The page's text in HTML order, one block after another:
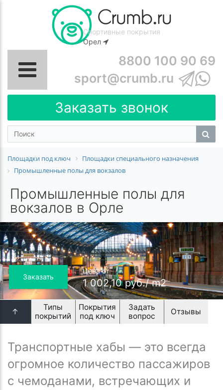
Спортивные покрытия
Орел
8800 100 90 69
sport@crumb.ru
Заказать звонок
Площадки под ключ
Площадки специального назначения
Промышленные полы для вокзалов
Промышленные полы для
вокзалов в Орле
Заказать
Цена от
1 002,10 руб./ m2
↑
Типы
покрытий
Покрытия
под ключ
Задать
вопрос
Отзывы
Транспортные хабы — это всегда
огромное количество пассажиров
с чемоданами, встречающих и